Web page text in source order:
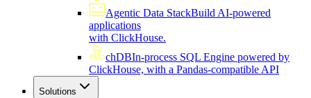
Agentic Data StackBuild AI-powered
applications
with ClickHouse.
chDBIn-process SQL Engine powered by
ClickHouse, with a Pandas-compatible API
Solutions